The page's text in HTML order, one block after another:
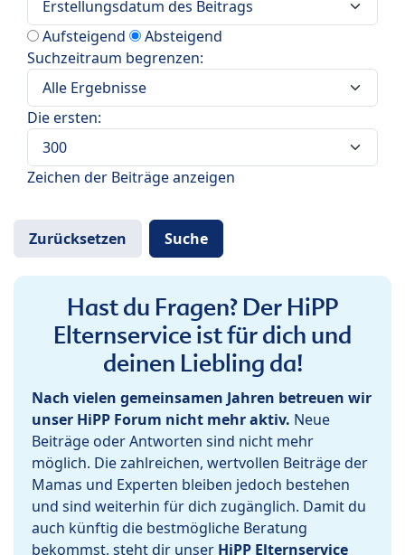
Aufsteigend
Absteigend
Suchzeitraum begrenzen:
Die ersten:
Zeichen der Beiträge anzeigen
Hast du Fragen? Der HiPP
Elternservice ist für dich und
deinen Liebling da!
Nach vielen gemeinsamen Jahren betreuen wir
unser HiPP Forum nicht mehr aktiv. Neue
Beiträge oder Antworten sind nicht mehr
möglich. Die zahlreichen, wertvollen Beiträge der
Mamas und Experten bleiben jedoch bestehen
und sind weiterhin für dich zugänglich. Damit du
auch künftig die bestmögliche Beratung
bekommst, steht dir unser HiPP Elternservice